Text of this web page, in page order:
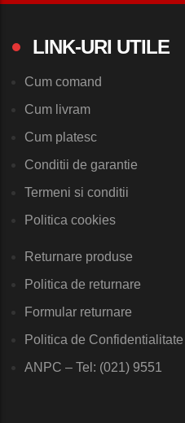
LINK-URI UTILE
Cum comand
Cum livram
Cum platesc
Conditii de garantie
Termeni si conditii
Politica cookies
Returnare produse
Politica de returnare
Formular returnare
Politica de Confidentialitate
ANPC – Tel: (021) 9551